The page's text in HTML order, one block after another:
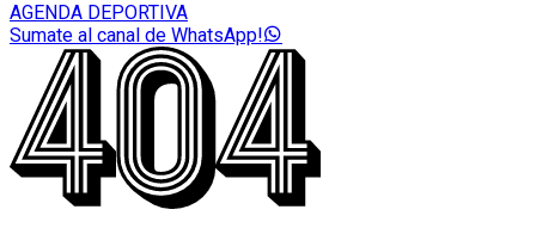
AGENDA DEPORTIVA
Sumate al canal de WhatsApp!